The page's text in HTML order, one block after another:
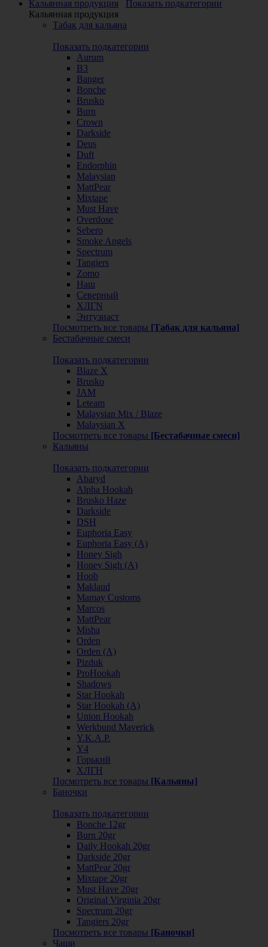
Кальянная продукция
Показать подкатегории
Кальянная продукция
Табак для кальяна
Показать подкатегории
Aurum
B3
Banger
Bonche
Brusko
Burn
Crown
Darkside
Deus
Duft
Endorphin
Malaysian
MattPear
Mixtape
Must Have
Overdose
Sebero
Smoke Angels
Spectrum
Tangiers
Zomo
Наш
Северный
ХЛГN
Энтузиаст
Посмотреть все товары [Табак для кальяна]
Бестабачные смеси
Показать подкатегории
Blaze X
Brusko
JAM
Leteam
Malaysian Mix / Blaze
Malaysian X
Посмотреть все товары [Бестабачные смеси]
Кальяны
Показать подкатегории
Abaryd
Alpha Hookah
Brusko Haze
Darkside
DSH
Euphoria Easy
Euphoria Easy (А)
Honey Sigh
Honey Sigh (А)
Hoob
Maklaud
Mamay Customs
Marcos
MattPear
Misha
Orden
Orden (А)
Pizduk
ProHookah
Shadows
Star Hookah
Star Hookah (А)
Union Hookah
Werkbund Maverick
Y.K.A.P.
Y4
Горький
ХЛГН
Посмотреть все товары [Кальяны]
Баночки
Показать подкатегории
Bonche 12gr
Burn 20gr
Daily Hookah 20gr
Darkside 20gr
MattPear 20gr
Mixtape 20gr
Must Have 20gr
Original Virginia 20gr
Spectrum 20gr
Tangiers 20gr
Посмотреть все товары [Баночки]
Чаши